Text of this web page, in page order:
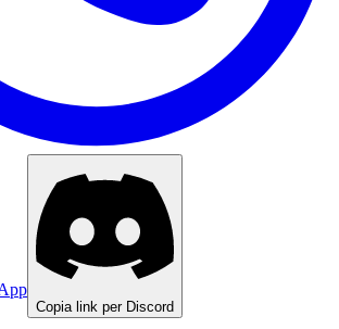
Copia link per Discord